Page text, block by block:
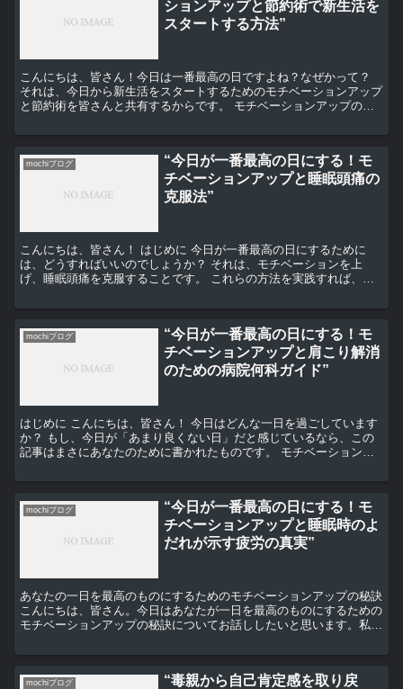
ションアップと節約術で新生活を
スタートする方法”
こんにちは、皆さん！今日は一番最高の日ですよね？なぜかって？
それは、今日から新生活をスタートするためのモチベーションアップ
と節約術を皆さんと共有するからです。 モチベーションアップの秘
mochiブログ
“今日が一番最高の日にする！モ
チベーションアップと睡眠頭痛の
克服法”
こんにちは、皆さん！ はじめに 今日が一番最高の日にするために
は、どうすればいいのでしょうか？ それは、モチベーションを上
げ、睡眠頭痛を克服することです。 これらの方法を実践すれば、毎
mochiブログ
“今日が一番最高の日にする！モ
チベーションアップと肩こり解消
のための病院何科ガイド”
はじめに こんにちは、皆さん！ 今日はどんな一日を過ごしています
か？ もし、今日が「あまり良くない日」だと感じているなら、この
記事はまさにあなたのために書かれたものです。 モチベーションア
mochiブログ
“今日が一番最高の日にする！モ
チベーションアップと睡眠時のよ
だれが示す疲労の真実”
あなたの一日を最高のものにするためのモチベーションアップの秘訣
こんにちは、皆さん。今日はあなたが一日を最高のものにするための
モチベーションアップの秘訣についてお話ししたいと思います。私た
mochiブログ
“毒親から自己肯定感を取り戻